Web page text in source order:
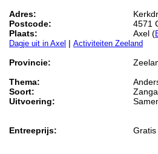
Adres:
Postcode:
4571
Plaats:
Axel (
Dagje uit in Axel | Activiteiten Zeeland
Provincie:
Thema:
Soort:
Uitvoering:
Entreeprijs: Gratis